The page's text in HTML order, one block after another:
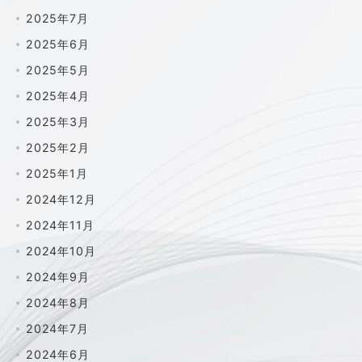
2025年7月
2025年6月
2025年5月
2025年4月
2025年3月
2025年2月
2025年1月
2024年12月
2024年11月
2024年10月
2024年9月
2024年8月
2024年7月
2024年6月